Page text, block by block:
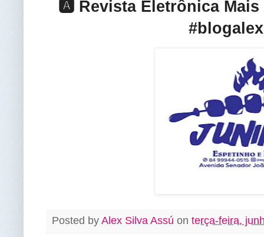
🅰️ Revista Eletrônica
Posted by Alex Silva Assú on terça-feira,